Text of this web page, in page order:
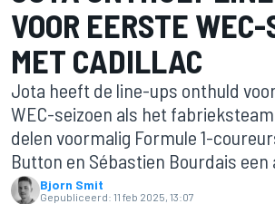
VOOR EERSTE WEC-
MET CADILLAC
Jota heeft de line-ups onthuld
WEC-seizoen als het
delen voormalig Formule 1-
Button en Sébastien Bourdais een
Bjorn Smit
Gepubliceerd: 11 feb 2025, 13:07